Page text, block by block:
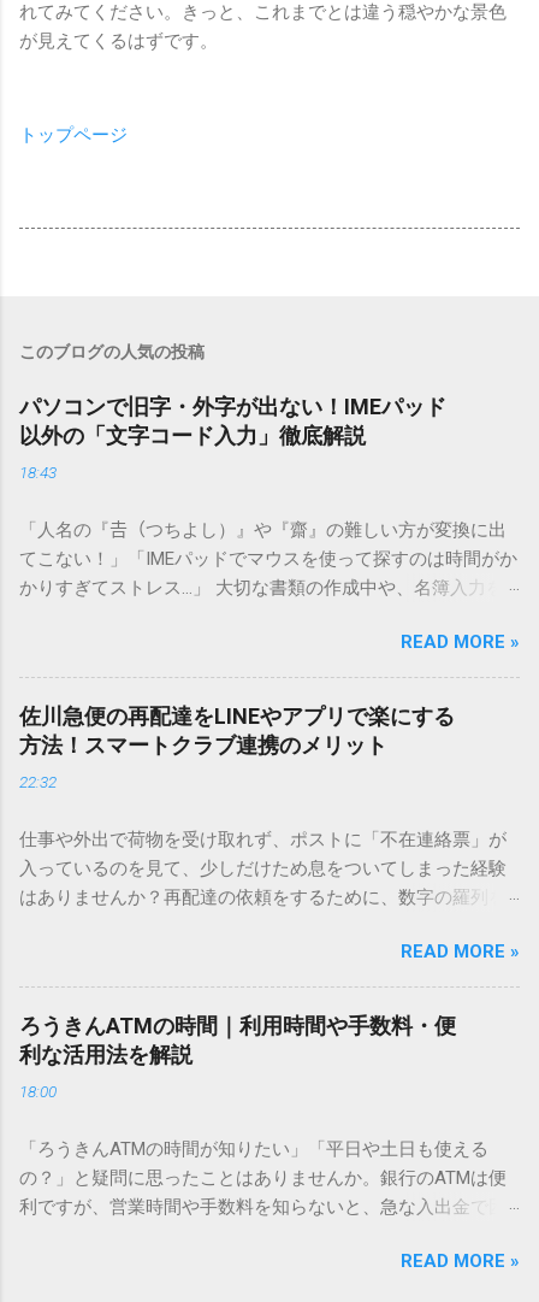
れてみてください。きっと、これまでとは違う穏やかな景色
が見えてくるはずです。
トップページ
このブログの人気の投稿
パソコンで旧字・外字が出ない！IMEパッド
以外の「文字コード入力」徹底解説
18:43
「人名の『𠮷（つちよし）』や『齋』の難しい方が変換に出
てこない！」「IMEパッドでマウスを使って探すのは時間がか
かりすぎてストレス…」 大切な書類の作成中や、名簿入力を
てしまいますよね。多くの人が「IMEパッド（手書き入力）」
を使いますが、実はマウスで一画ずつ書くのは非効率です
し、似た漢字が多すぎて結局見つからないことも少なくあり
ません。 そこで今回は、IMEパッドを使わずに、特定のコー
ドを打ち込むだけで一瞬で旧字や外字、特殊記号を呼び出す
「文字コード入力」のテクニックを詳しく解説します。 この
必要はありません。 1. なぜ「変換」しても旧字・外字が出て
こないのか？ そもそも、なぜ普通の変換で出てこない漢字が
あるのでしょうか。その理由は、パソコンが文字を認識する
は、JIS規格（日本産業規格）によって「第1水準」「第2水
準」といった形で整理されています。しかし、人名や地名に
使われる非常に古い漢字（旧字）や、特定の組織だけで作ら
れた「外字」は、この一般的な変換リストに含まれていない
ン上のすべての文字には、いわば「住所」のような番号が割
り振られています。変換候補に出ない文字でも、この住所
（コード）を直接指定すれば、確実に呼び出すことができる
のです。 2. Windows標準機能！文字コードで漢字を出す「16
進数入力」 最も汎用性が高く、特別なソフトも不要なのが
READ MORE »
佐川急便の再配達をLINEやアプリで楽にする
方法！スマートクラブ連携のメリット
22:32
仕事や外出で荷物を受け取れず、ポストに「不在連絡票」が
入っているのを見て、少しだけため息をついてしまった経験
はありませんか？再配達の依頼をするために、数字の羅列を
ことに申し訳なさを感じたりすることもあるかもしれませ
ん。 「もっとスムーズに、自分のタイミングで受け取りた
い」 「わざわざ電話をかけずに、スマホ一つで完結させた
い」 そんな願いを叶えてくれるのが、佐川急便の会員制サー
ビス「スマートクラブ」と、LINEや公式アプリの連携です。
これらを活用するだけで、再配達のストレスは驚くほど軽く
受け取り術と、連携による具体的なメリットを徹底解説しま
す。 佐川急便の再配達が劇的に変わる「スマートクラブ」と
は？ まず押さえておきたいのが、佐川急便の個人向け無料会
況をリアルタイムで管理するための基盤となるサービスで
READ MORE »
ろうきんATMの時間｜利用時間や手数料・便
利な活用法を解説
18:00
「ろうきんATMの時間が知りたい」「平日や土日も使える
の？」と疑問に思ったことはありませんか。銀行のATMは便
利ですが、営業時間や手数料を知らないと、急な入出金で困
ATM営業時間や利用の注意点、便利な活用法 を詳しく解説し
READ MORE »